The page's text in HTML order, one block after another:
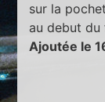
sur la
au debut
Ajoutée le